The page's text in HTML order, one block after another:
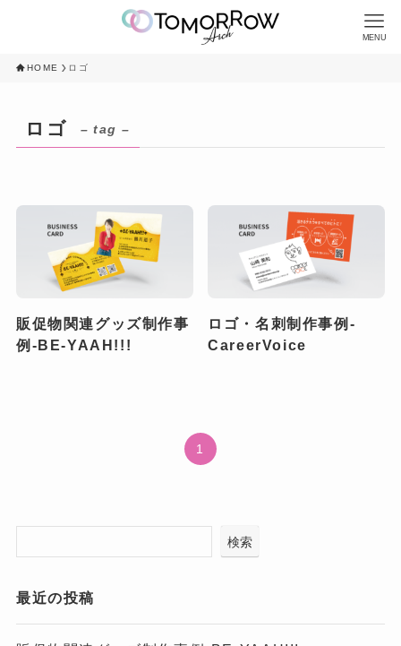
MENU
HOME ロゴ
ロゴ – tag –
販促物関連グッズ制作事
例-BE-YAAH!!!
ロゴ・名刺制作事例-
CareerVoice
1
検索
最近の投稿